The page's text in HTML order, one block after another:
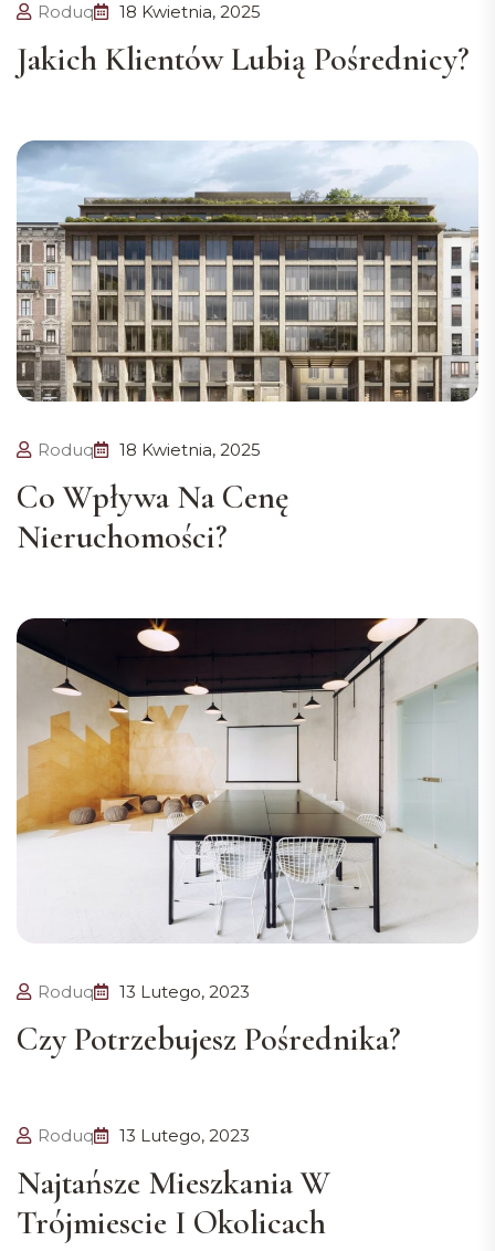
Roduq 18 Kwietnia, 2025
Jakich Klientów Lubią Pośrednicy?
Roduq 18 Kwietnia, 2025
Co Wpływa Na Cenę
Nieruchomości?
Roduq 13 Lutego, 2023
Czy Potrzebujesz Pośrednika?
Roduq 13 Lutego, 2023
Najtańsze Mieszkania W
Trójmiescie I Okolicach